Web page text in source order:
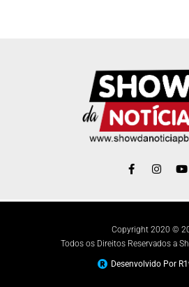
Copyright 2020 ©
Todos os Direitos Reservados a
Desenvolvido Por